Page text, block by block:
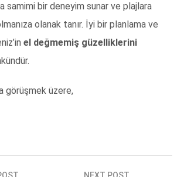
samimi bir deneyim sunar ve plajlara
olanak tanır. İyi bir planlama ve
el değmemiş güzelliklerini
görüşmek üzere,